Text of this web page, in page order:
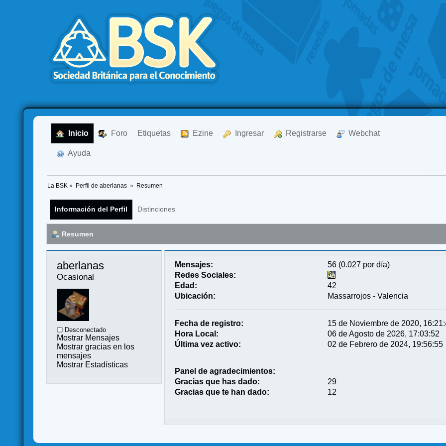
Inicio Foro Etiquetas Ezine Ingresar Registrarse Webchat
Ayuda
La BSK » Perfil de aberlanas » Resumen
Información del Perfil Distinciones
Resumen
aberlanas
Ocasional
Desconectado
Mostrar Mensajes
Mostrar gracias en los
mensajes
Mostrar Estadísticas
Mensajes:
56 (0.027 por día)
Redes Sociales:
Edad:
42
Ubicación:
Massarrojos - Valencia
Fecha de registro:
15 de Noviembre de 2020,
Hora Local:
06 de Agosto de 2026, 17:03:52
Última vez activo:
02 de Febrero de 2024, 19:56:55
Panel de agradecimientos:
Gracias que has dado:
29
Gracias que te han dado:
12